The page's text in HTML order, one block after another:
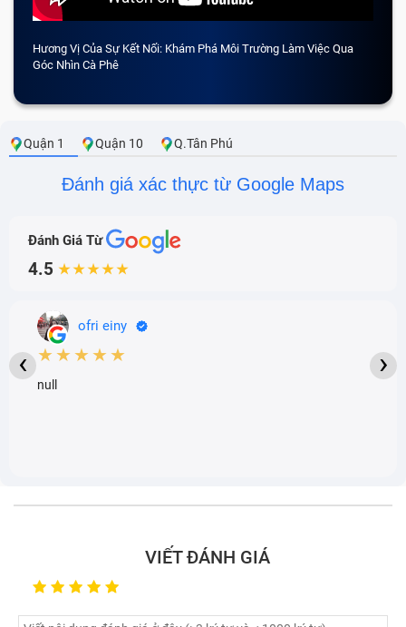
Hương Vị Của Sự Kết Nối: Khám Phá Môi Trường Làm Việc Qua
Góc Nhìn Cà Phê
Quận 1 Quận 10 Q.Tân Phú
Đánh giá xác thực từ Google Maps
Đánh Giá Từ
4.5 ★★★★★
ofri einy
★★★★★
null
‹ ›
VIẾT ĐÁNH GIÁ